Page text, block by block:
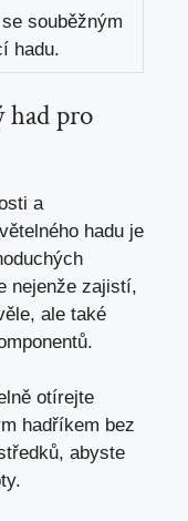
souběžným
hadu.
had pro
a
hadu je
nejenže zajistí,
ale také
otírejte
hadříkem bez
abyste